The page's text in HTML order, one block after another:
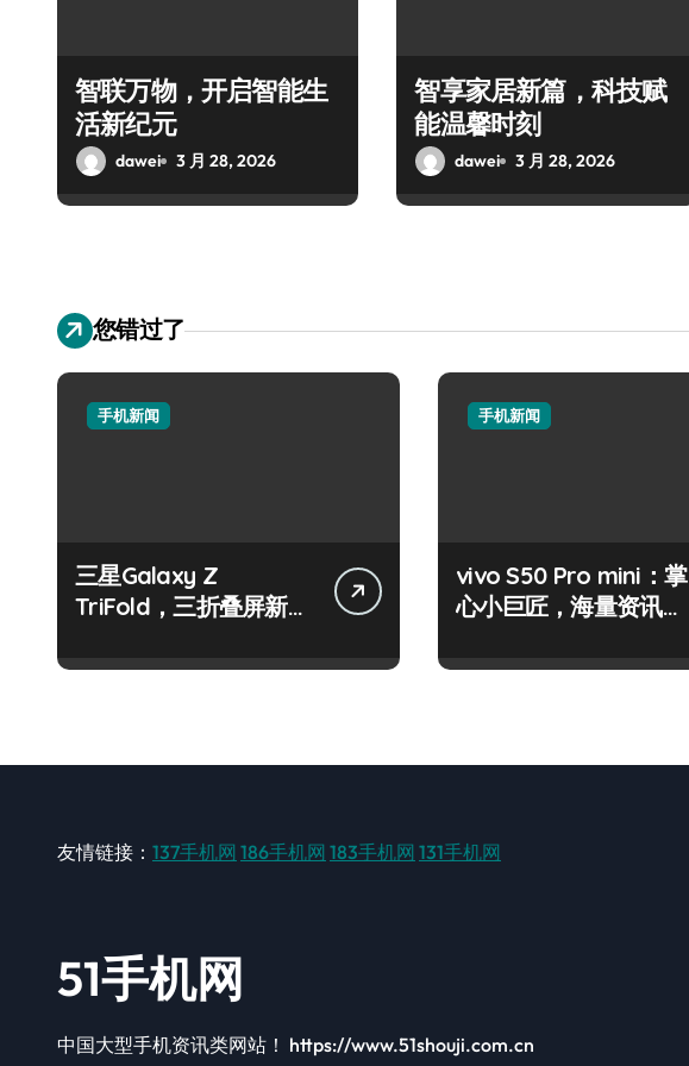
智联万物，开启智能生
活新纪元
dawei 3 月 28, 2026
智享家居新篇，科技赋
能温馨时刻
dawei 3 月 28, 2026
您错过了
手机新闻
三星Galaxy Z
TriFold，三折叠屏新风
手机新闻
vivo S50 Pro mini：掌
心小巨匠，海量资讯一
友情链接： 137手机网 186手机网 183手机网 131手机网
51手机网
中国大型手机资讯类网站！ https://www.51shouji.com.cn